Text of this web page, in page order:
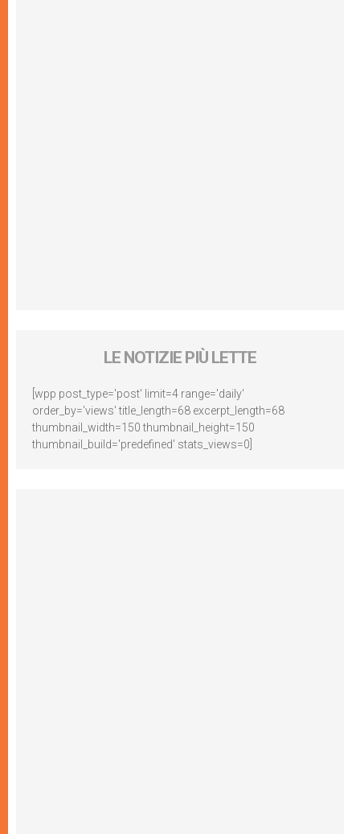
LE NOTIZIE PIÙ LETTE
[wpp post_type='post' limit=4 range='daily'
order_by='views' title_length=68 excerpt_length=68
thumbnail_width=150 thumbnail_height=150
thumbnail_build='predefined' stats_views=0]